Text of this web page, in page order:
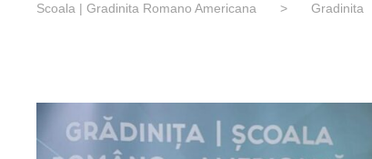
Scoala | Gradinita Romano Americana > Gradinita